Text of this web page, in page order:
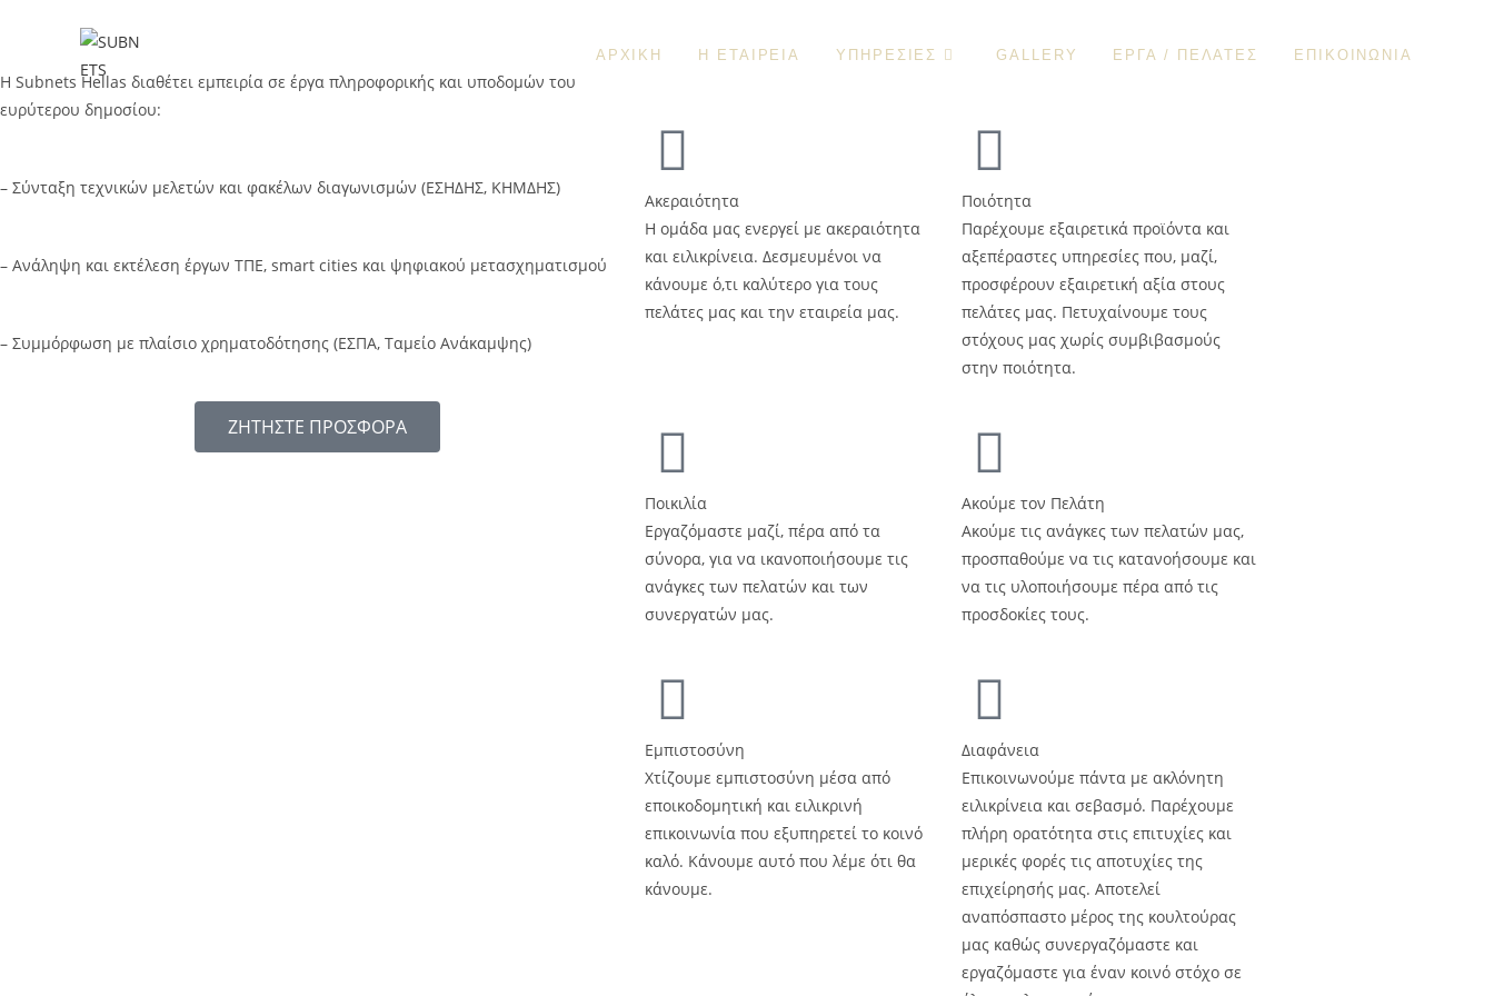
ΑΡΧΙΚΗ Η ΕΤΑΙΡΕΙΑ ΥΠΗΡΕΣΙΕΣ GALLERY ΕΡΓΑ / ΠΕΛΑΤΕΣ ΕΠΙΚΟΙΝΩΝΙΑ
Η Subnets Hellas διαθέτει εμπειρία σε έργα πληροφορικής και υποδομών του
ευρύτερου δημοσίου:
– Σύνταξη τεχνικών μελετών και φακέλων διαγωνισμών (ΕΣΗΔΗΣ, ΚΗΜΔΗΣ)
– Ανάληψη και εκτέλεση έργων ΤΠΕ, smart cities και ψηφιακού μετασχηματισμού
– Συμμόρφωση με πλαίσιο χρηματοδότησης (ΕΣΠΑ, Ταμείο Ανάκαμψης)
ΖΗΤΗΣΤΕ ΠΡΟΣΦΟΡΑ
Ακεραιότητα
Η ομάδα μας ενεργεί με ακεραιότητα
και ειλικρίνεια. Δεσμευμένοι να
κάνουμε ό,τι καλύτερο για τους
πελάτες μας και την εταιρεία μας.
Ποιότητα
Παρέχουμε εξαιρετικά προϊόντα και
αξεπέραστες υπηρεσίες που, μαζί,
προσφέρουν εξαιρετική αξία στους
πελάτες μας. Πετυχαίνουμε τους
στόχους μας χωρίς συμβιβασμούς
στην ποιότητα.
Ποικιλία
Εργαζόμαστε μαζί, πέρα ​​από τα
σύνορα, για να ικανοποιήσουμε τις
ανάγκες των πελατών και των
συνεργατών μας.
Ακούμε τον Πελάτη
Ακούμε τις ανάγκες των πελατών μας,
προσπαθούμε να τις κατανοήσουμε και
να τις υλοποιήσουμε πέρα από τις
προσδοκίες τους.
Εμπιστοσύνη
Χτίζουμε εμπιστοσύνη μέσα από
εποικοδομητική και ειλικρινή
επικοινωνία που εξυπηρετεί το κοινό
καλό. Κάνουμε αυτό που λέμε ότι θα
κάνουμε.
Διαφάνεια
Επικοινωνούμε πάντα με ακλόνητη
ειλικρίνεια και σεβασμό. Παρέχουμε
πλήρη ορατότητα στις επιτυχίες και
μερικές φορές τις αποτυχίες της
επιχείρησής μας. Αποτελεί
αναπόσπαστο μέρος της κουλτούρας
μας καθώς συνεργαζόμαστε και
εργαζόμαστε για έναν κοινό στόχο σε